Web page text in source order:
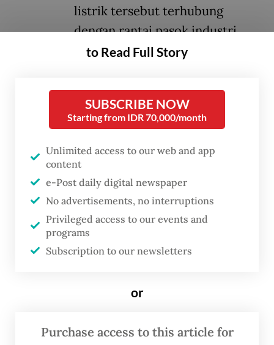
listrik tersebut terhubung
dengan rantai pasok industri
berkelanjutan, seperti kendaraan
Beberapa ahli mengkritik ide tersebut dan
mengatakannya sebagai kemunduran dalam
komitmen negara untuk membatasi emisi
karbon. Alih-alih memobilisasi investasi,
mengkategorikan pembakaran bahan bakar
fosil untuk menghasilkan listrik sebagai
kegiatan bisnis hijau akan merusak
kredibilitas taksonomi pajak dan merugikan
Taksonomi Hijau Indonesia (THI) Versi 1.0
Mahendra Siregar mengatakan bahwa OJK
to Read Full Story
SUBSCRIBE NOW
Starting from IDR 70,000/month
Unlimited access to our web and app
content
e-Post daily digital newspaper
No advertisements, no interruptions
Privileged access to our events and
programs
Subscription to our newsletters
or
Purchase access to this article for